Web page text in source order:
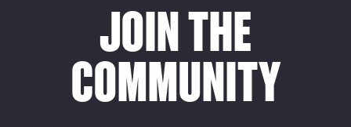
JOIN THE
COMMUNITY